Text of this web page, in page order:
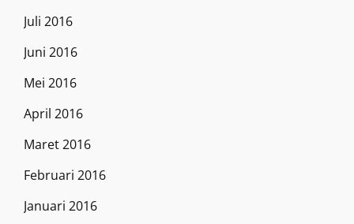
Juli 2016
Juni 2016
Mei 2016
April 2016
Maret 2016
Februari 2016
Januari 2016